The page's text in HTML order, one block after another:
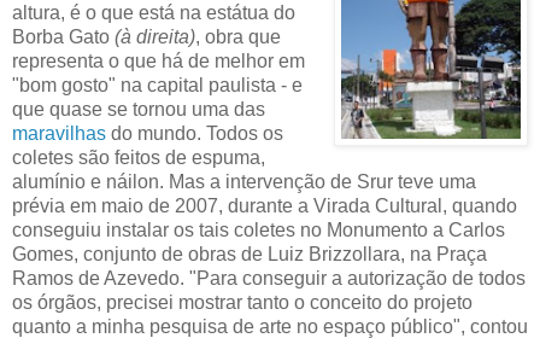
altura, é o que está na estátua do
Borba Gato (à direita), obra que
representa o que há de melhor em
"bom gosto" na capital paulista - e
que quase se tornou uma das
maravilhas do mundo. Todos os
coletes são feitos de espuma,
alumínio e náilon. Mas a intervenção de Srur teve uma
prévia em maio de 2007, durante a Virada Cultural, quando
conseguiu instalar os tais coletes no Monumento a Carlos
Gomes, conjunto de obras de Luiz Brizzollara, na Praça
Ramos de Azevedo. "Para conseguir a autorização de todos
os órgãos, precisei mostrar tanto o conceito do projeto
quanto a minha pesquisa de arte no espaço público", contou